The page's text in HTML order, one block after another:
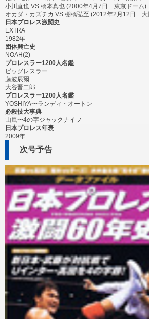
小川直也 VS橋本真也 (2000年4月7日 東京ドーム)
オカダ・カズチカ VS棚橋弘至 (2012年2月12日 大
日本プロレス激闘史
EXTRA
1982年
団体興亡史
NOAH(2)
プロレスラー1200人名鑑
ビッグレスラー
藤波辰爾
大谷晋二郎
プロレスラー1200人名鑑
YOSHIYA〜ランディ・オートン
必殺技大事典
山嵐〜4の字ジャックナイフ
日本プロレス年表
2009年
次号予告